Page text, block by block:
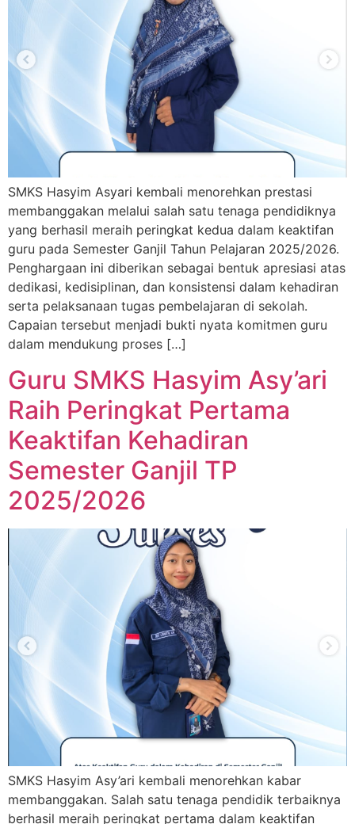
SMKS Hasyim Asyari kembali menorehkan prestasi
membanggakan melalui salah satu tenaga pendidiknya
yang berhasil meraih peringkat kedua dalam keaktifan
guru pada Semester Ganjil Tahun Pelajaran 2025/2026.
Penghargaan ini diberikan sebagai bentuk apresiasi atas
dedikasi, kedisiplinan, dan konsistensi dalam kehadiran
serta pelaksanaan tugas pembelajaran di sekolah.
Capaian tersebut menjadi bukti nyata komitmen guru
dalam mendukung proses […]
Guru SMKS Hasyim Asy’ari
Raih Peringkat Pertama
Keaktifan Kehadiran
Semester Ganjil TP
2025/2026
SMKS Hasyim Asy’ari kembali menorehkan kabar
membanggakan. Salah satu tenaga pendidik terbaiknya
berhasil meraih peringkat pertama dalam keaktifan